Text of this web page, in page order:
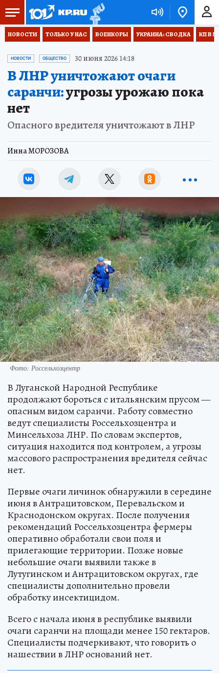
НОВОСТИ ТОЛЬКО У НАС ВОЕНКОРЫ УКРАИНА: СВОДКА КП В
НОВОСТИ ОБЩЕСТВО 30 июня 2026 14:18
В ЛНР уничтожают очаги
саранчи:угрозы урожаю пока
нет
Опасного вредителя уничтожают в ЛНР
Инна МОРОЗОВА
Фото: Россельхозцентр
В Луганской Народной Республике
продолжают бороться с итальянским прусом —
опасным видом саранчи. Работу совместно
ведут специалисты Россельхозцентра и
Минсельхоза ЛНР. По словам экспертов,
ситуация находится под контролем, а угрозы
массового распространения вредителя сейчас
нет.
Первые очаги личинок обнаружили в середине
июня в Антрацитовском, Перевальском и
Краснодонском округах. После получения
рекомендаций Россельхозцентра фермеры
оперативно обработали свои поля и
прилегающие территории. Позже новые
небольшие очаги выявили также в
Лутугинском и Антрацитовском округах, где
специалисты дополнительно провели
обработку инсектицидом.
Всего с начала июня в республике выявили
очаги саранчи на площади менее 150 гектаров.
Специалисты подчеркивают, что говорить о
нашествии в ЛНР оснований нет.